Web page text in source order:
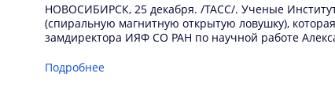
НОВОСИБИРСК, 25 декабря. /ТАСС/. Ученые
(спиральную магнитную открытую ловушку),
замдиректора ИЯФ СО РАН по научной работе
Подробнее